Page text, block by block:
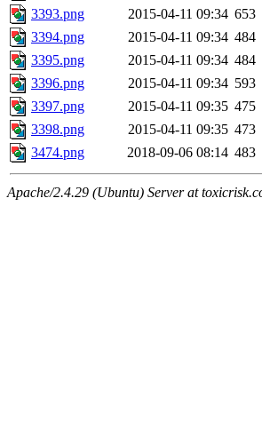
3393.png
2015-04-11 09:34 653
3394.png
2015-04-11 09:34 484
3395.png
2015-04-11 09:34 484
3396.png
2015-04-11 09:34 593
3397.png
2015-04-11 09:35 475
3398.png
2015-04-11 09:35 473
3474.png
2018-09-06 08:14 483
Apache/2.4.29 (Ubuntu) Server at